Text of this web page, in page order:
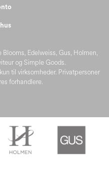
Edelweiss, Gus, Holmen,
og Simple Goods.
til virksomheder. Privatpersoner
forhandlere.